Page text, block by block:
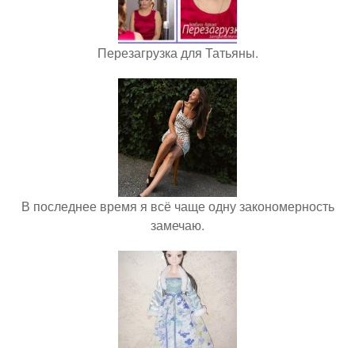
Перезагрузка для Татьяны.
В последнее время я всё чаще одну закономерность
замечаю.